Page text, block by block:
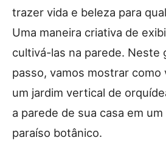
trazer vida e beleza para
Uma maneira criativa de
cultivá-las na parede. Neste
passo, vamos mostrar como
um jardim vertical de
a parede de sua casa em
paraíso botânico.